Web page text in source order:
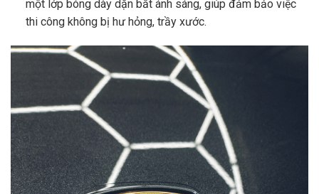
một lớp bóng dày dặn bắt ánh sáng, giúp đảm bảo việc
thi công không bị hư hỏng, trầy xước.